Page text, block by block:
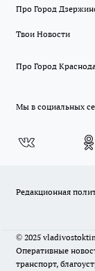
Про Город
Твои Новости
Про Город
Мы в социальных
Редакционная
© 2025
Оперативные
транспорт,